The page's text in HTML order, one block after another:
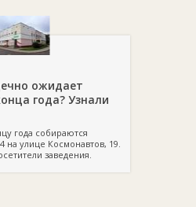
ожидает
года? Узнали
года собираются
на улице Космонавтов, 19.
заведения.